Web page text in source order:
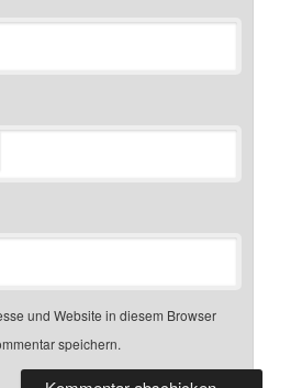
und Website in diesem Browser
speichern.